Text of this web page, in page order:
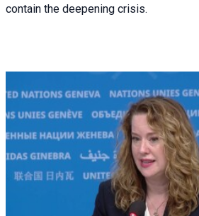
contain the deepening crisis.